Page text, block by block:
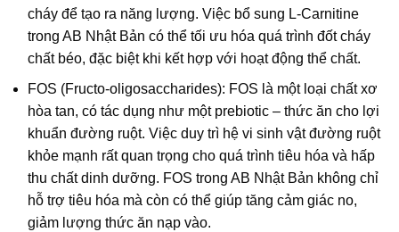
cháy để tạo ra năng lượng. Việc bổ sung L-Carnitine
trong AB Nhật Bản có thể tối ưu hóa quá trình đốt cháy
chất béo, đặc biệt khi kết hợp với hoạt động thể chất.
FOS (Fructo-oligosaccharides): FOS là một loại chất xơ
hòa tan, có tác dụng như một prebiotic – thức ăn cho lợi
khuẩn đường ruột. Việc duy trì hệ vi sinh vật đường ruột
khỏe mạnh rất quan trọng cho quá trình tiêu hóa và hấp
thu chất dinh dưỡng. FOS trong AB Nhật Bản không chỉ
hỗ trợ tiêu hóa mà còn có thể giúp tăng cảm giác no,
giảm lượng thức ăn nạp vào.